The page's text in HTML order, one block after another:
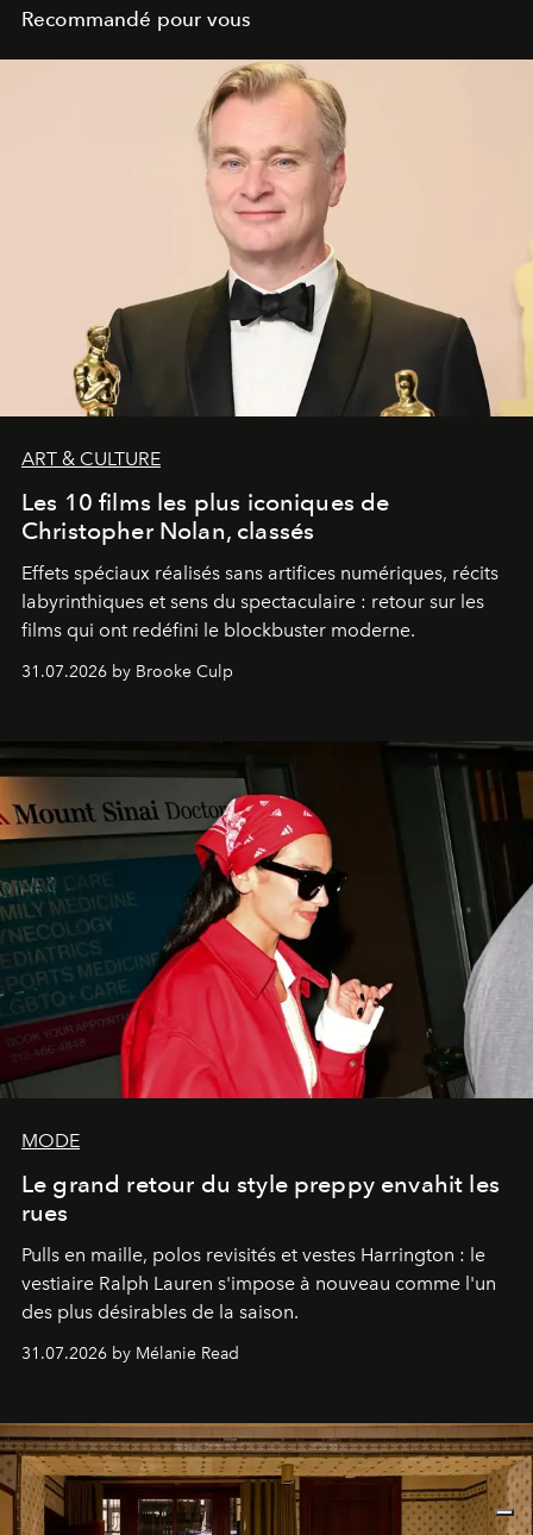
Recommandé pour vous
ART & CULTURE
Les 10 films les plus iconiques de
Christopher Nolan, classés
Effets spéciaux réalisés sans artifices numériques, récits
labyrinthiques et sens du spectaculaire : retour sur les
films qui ont redéfini le blockbuster moderne.
31.07.2026 by Brooke Culp
MODE
Le grand retour du style preppy envahit les
rues
Pulls en maille, polos revisités et vestes Harrington : le
vestiaire Ralph Lauren s'impose à nouveau comme l'un
des plus désirables de la saison.
31.07.2026 by Mélanie Read